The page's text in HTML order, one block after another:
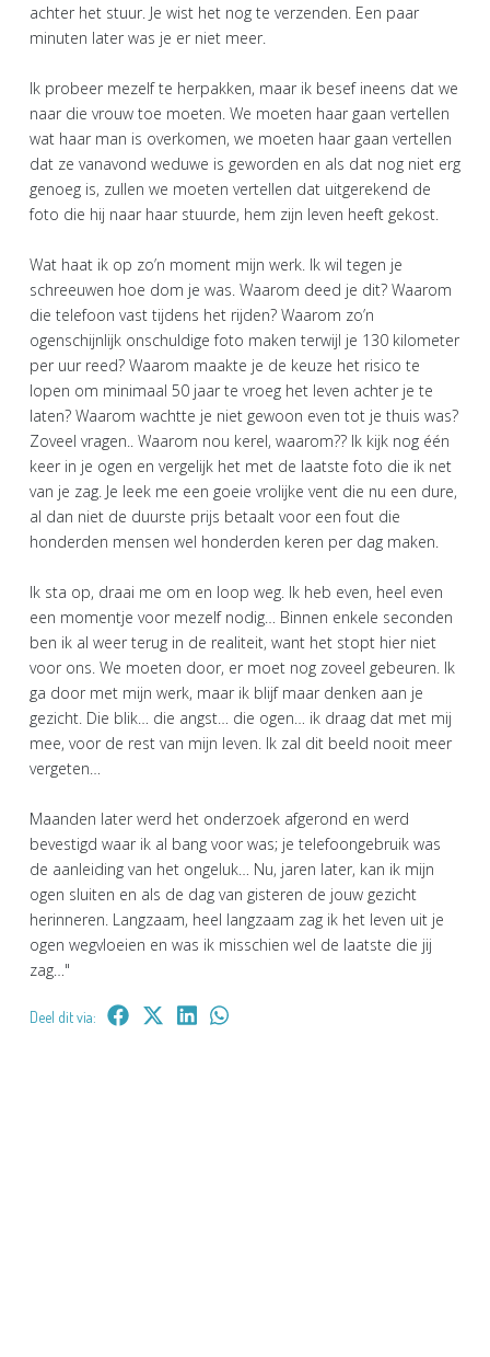
achter het stuur. Je wist het nog te verzenden. Een paar
minuten later was je er niet meer.
Ik probeer mezelf te herpakken, maar ik besef ineens dat we
naar die vrouw toe moeten. We moeten haar gaan vertellen
wat haar man is overkomen, we moeten haar gaan vertellen
dat ze vanavond weduwe is geworden en als dat nog niet erg
genoeg is, zullen we moeten vertellen dat uitgerekend de
foto die hij naar haar stuurde, hem zijn leven heeft gekost.
Wat haat ik op zo’n moment mijn werk. Ik wil tegen je
schreeuwen hoe dom je was. Waarom deed je dit? Waarom
die telefoon vast tijdens het rijden? Waarom zo’n
ogenschijnlijk onschuldige foto maken terwijl je 130 kilometer
per uur reed? Waarom maakte je de keuze het risico te
lopen om minimaal 50 jaar te vroeg het leven achter je te
laten? Waarom wachtte je niet gewoon even tot je thuis was?
Zoveel vragen.. Waarom nou kerel, waarom?? Ik kijk nog één
keer in je ogen en vergelijk het met de laatste foto die ik net
van je zag. Je leek me een goeie vrolijke vent die nu een dure,
al dan niet de duurste prijs betaalt voor een fout die
honderden mensen wel honderden keren per dag maken.
Ik sta op, draai me om en loop weg. Ik heb even, heel even
een momentje voor mezelf nodig… Binnen enkele seconden
ben ik al weer terug in de realiteit, want het stopt hier niet
voor ons. We moeten door, er moet nog zoveel gebeuren. Ik
ga door met mijn werk, maar ik blijf maar denken aan je
gezicht. Die blik… die angst… die ogen… ik draag dat met mij
mee, voor de rest van mijn leven. Ik zal dit beeld nooit meer
vergeten…
Maanden later werd het onderzoek afgerond en werd
bevestigd waar ik al bang voor was; je telefoongebruik was
de aanleiding van het ongeluk… Nu, jaren later, kan ik mijn
ogen sluiten en als de dag van gisteren de jouw gezicht
herinneren. Langzaam, heel langzaam zag ik het leven uit je
ogen wegvloeien en was ik misschien wel de laatste die jij
zag…"
Deel dit via: